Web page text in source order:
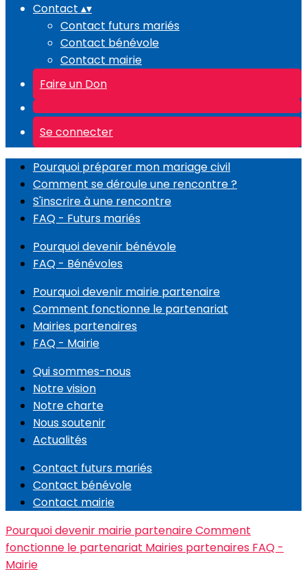
Contact ▴▾
Contact futurs mariés
Contact bénévole
Contact mairie
Faire un Don
Se connecter
Pourquoi préparer mon mariage civil
Comment se déroule une rencontre ?
S'inscrire à une rencontre
FAQ - Futurs mariés
Pourquoi devenir bénévole
FAQ - Bénévoles
Pourquoi devenir mairie partenaire
Comment fonctionne le partenariat
Mairies partenaires
FAQ - Mairie
Qui sommes-nous
Notre vision
Notre charte
Nous soutenir
Actualités
Contact futurs mariés
Contact bénévole
Contact mairie
Pourquoi devenir mairie partenaireComment
fonctionne le partenariat Mairies partenaires FAQ -
Mairie